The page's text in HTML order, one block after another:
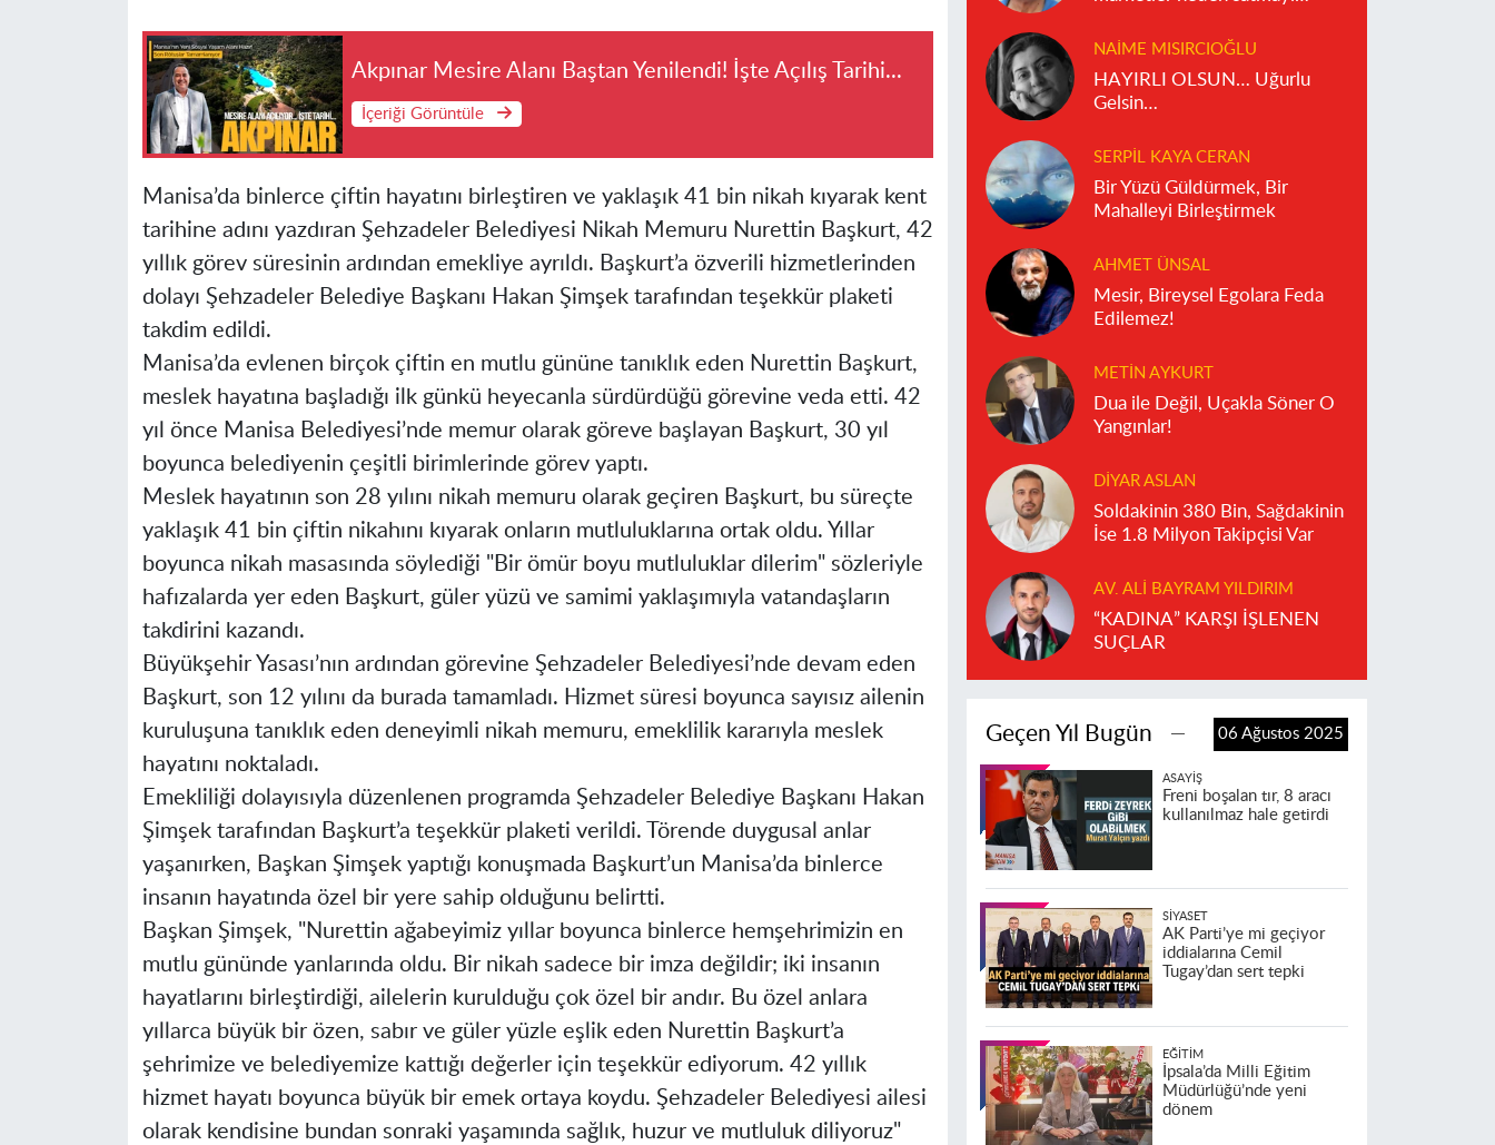
Akpınar Mesire Alanı Baştan Yenilendi! İşte Açılış Tarihi...
İçeriği Görüntüle
Manisa’da binlerce çiftin hayatını birleştiren ve yaklaşık 41 bin nikah kıyarak kent
tarihine adını yazdıran Şehzadeler Belediyesi Nikah Memuru Nurettin Başkurt, 42
yıllık görev süresinin ardından emekliye ayrıldı. Başkurt’a özverili hizmetlerinden
dolayı Şehzadeler Belediye Başkanı Hakan Şimşek tarafından teşekkür plaketi
takdim edildi.
Manisa’da evlenen birçok çiftin en mutlu gününe tanıklık eden Nurettin Başkurt,
meslek hayatına başladığı ilk günkü heyecanla sürdürdüğü görevine veda etti. 42
yıl önce Manisa Belediyesi’nde memur olarak göreve başlayan Başkurt, 30 yıl
boyunca belediyenin çeşitli birimlerinde görev yaptı.
Meslek hayatının son 28 yılını nikah memuru olarak geçiren Başkurt, bu süreçte
yaklaşık 41 bin çiftin nikahını kıyarak onların mutluluklarına ortak oldu. Yıllar
boyunca nikah masasında söylediği "Bir ömür boyu mutluluklar dilerim" sözleriyle
hafızalarda yer eden Başkurt, güler yüzü ve samimi yaklaşımıyla vatandaşların
takdirini kazandı.
Büyükşehir Yasası’nın ardından görevine Şehzadeler Belediyesi’nde devam eden
Başkurt, son 12 yılını da burada tamamladı. Hizmet süresi boyunca sayısız ailenin
kuruluşuna tanıklık eden deneyimli nikah memuru, emeklilik kararıyla meslek
hayatını noktaladı.
Emekliliği dolayısıyla düzenlenen programda Şehzadeler Belediye Başkanı Hakan
Şimşek tarafından Başkurt’a teşekkür plaketi verildi. Törende duygusal anlar
yaşanırken, Başkan Şimşek yaptığı konuşmada Başkurt’un Manisa’da binlerce
insanın hayatında özel bir yere sahip olduğunu belirtti.
Başkan Şimşek, "Nurettin ağabeyimiz yıllar boyunca binlerce hemşehrimizin en
mutlu gününde yanlarında oldu. Bir nikah sadece bir imza değildir; iki insanın
hayatlarını birleştirdiği, ailelerin kurulduğu çok özel bir andır. Bu özel anlara
yıllarca büyük bir özen, sabır ve güler yüzle eşlik eden Nurettin Başkurt’a
şehrimize ve belediyemize kattığı değerler için teşekkür ediyorum. 42 yıllık
hizmet hayatı boyunca büyük bir emek ortaya koydu. Şehzadeler Belediyesi ailesi
olarak kendisine bundan sonraki yaşamında sağlık, huzur ve mutluluk diliyoruz"
NAIME MISIRCIOĞLU
HAYIRLI OLSUN… Uğurlu
Gelsin…
SERPIL KAYA CERAN
Bir Yüzü Güldürmek, Bir
Mahalleyi Birleştirmek
AHMET ÜNSAL
Mesir, Bireysel Egolara Feda
Edilemez!
METIN AYKURT
Dua ile Değil, Uçakla Söner O
Yangınlar!
DIYAR ASLAN
Soldakinin 380 Bin, Sağdakinin
İse 1.8 Milyon Takipçisi Var
AV. ALI BAYRAM YILDIRIM
“KADINA” KARŞI İŞLENEN
SUÇLAR
Geçen Yıl Bugün 06 Ağustos 2025
ASAYIŞ
Freni boşalan tır, 8 aracı
kullanılmaz hale getirdi
SIYASET
AK Parti’ye mi geçiyor
iddialarına Cemil
Tugay’dan sert tepki
EĞITIM
İpsala’da Milli Eğitim
Müdürlüğü’nde yeni
dönem